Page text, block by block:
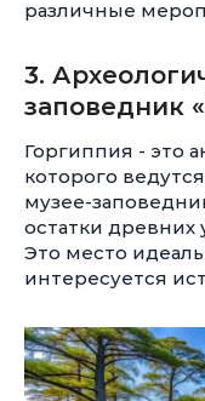
различные
3.
заповедник
Горгиппия - это
которого
музее-
остатки
Это место
интересуется